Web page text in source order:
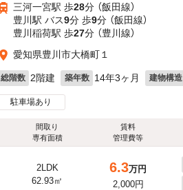
三河一宮駅 歩28分 （飯田線）
豊川駅 バス9分 歩9分 （飯田線）
豊川稲荷駅 歩27分 （豊川線）
愛知県豊川市大橋町１
総階数 2階建 築年数 14年3ヶ月 建物構造
駐車場あり
間取り
専有面積
賃料
管理費等
2LDK
62.93㎡
6.3万円
2,000円